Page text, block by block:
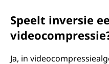
Speelt inversie
Ja, in